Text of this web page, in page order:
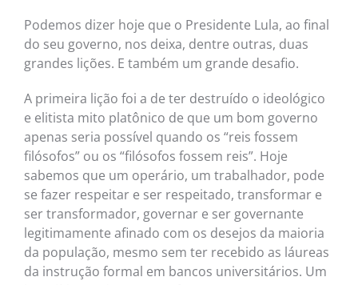
Podemos dizer hoje que o Presidente Lula, ao final
do seu governo, nos deixa, dentre outras, duas
grandes lições. E também um grande desafio.
A primeira lição foi a de ter destruído o ideológico
e elitista mito platônico de que um bom governo
apenas seria possível quando os “reis fossem
filósofos” ou os “filósofos fossem reis”. Hoje
sabemos que um operário, um trabalhador, pode
se fazer respeitar e ser respeitado, transformar e
ser transformador, governar e ser governante
legitimamente afinado com os desejos da maioria
da população, mesmo sem ter recebido as láureas
da instrução formal em bancos universitários. Um